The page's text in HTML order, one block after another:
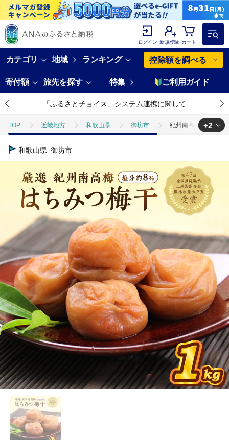
ログイン 新規登録 カート
カテゴリ 地域 ランキング 控除額を調べる
寄付額 旅先を探す 特集 ご利用ガイド
「ふるさとチョイス」システム連携に関して
TOP 近畿地方 和歌山県 御坊市 紀州南高梅 はちみ
TOP
+2
和歌山県 御坊市